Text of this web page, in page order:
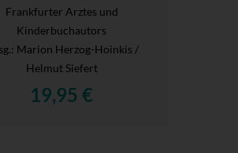
Frankfurter Arztes und
Kinderbuchautors
: Marion Herzog-Hoinkis /
Helmut Siefert
19,95 €